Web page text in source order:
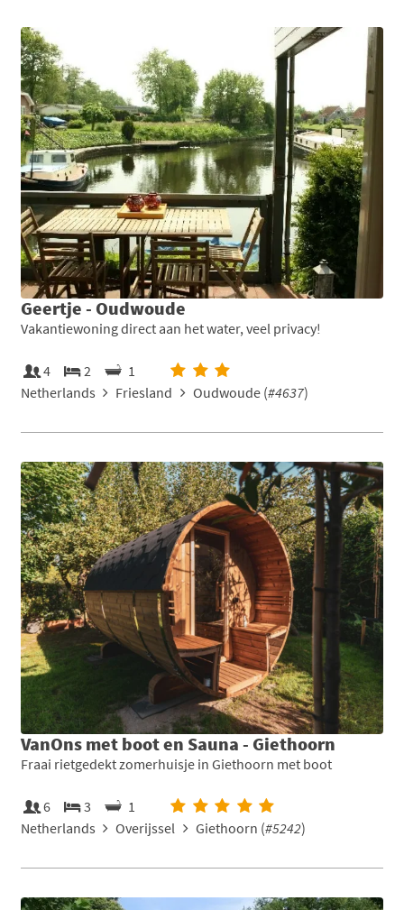
Geertje - Oudwoude
Vakantiewoning direct aan het water, veel privacy!
4 2
1
Netherlands
Friesland Oudwoude (#4637)
VanOns met boot en Sauna - Giethoorn
Fraai rietgedekt zomerhuisje in Giethoorn met boot
6 3
1
Netherlands
Overijssel Giethoorn (#5242)